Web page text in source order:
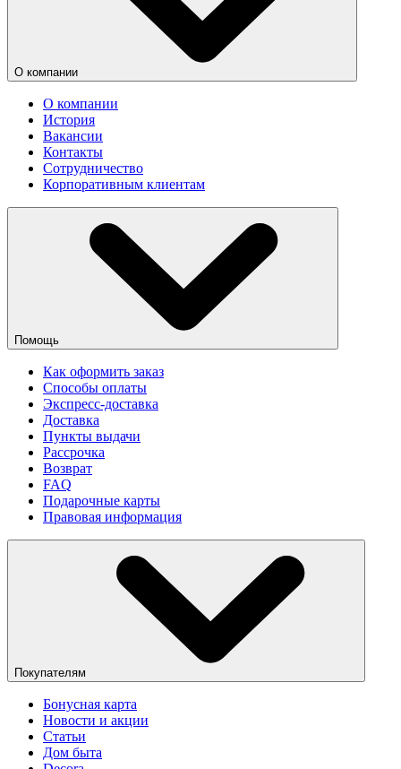
О компании
О компании
История
Вакансии
Контакты
Сотрудничество
Корпоративным клиентам
Помощь
Как оформить заказ
Способы оплаты
Экспресс-доставка
Доставка
Пункты выдачи
Рассрочка
Возврат
FAQ
Подарочные карты
Правовая информация
Покупателям
Бонусная карта
Новости и акции
Статьи
Дом быта